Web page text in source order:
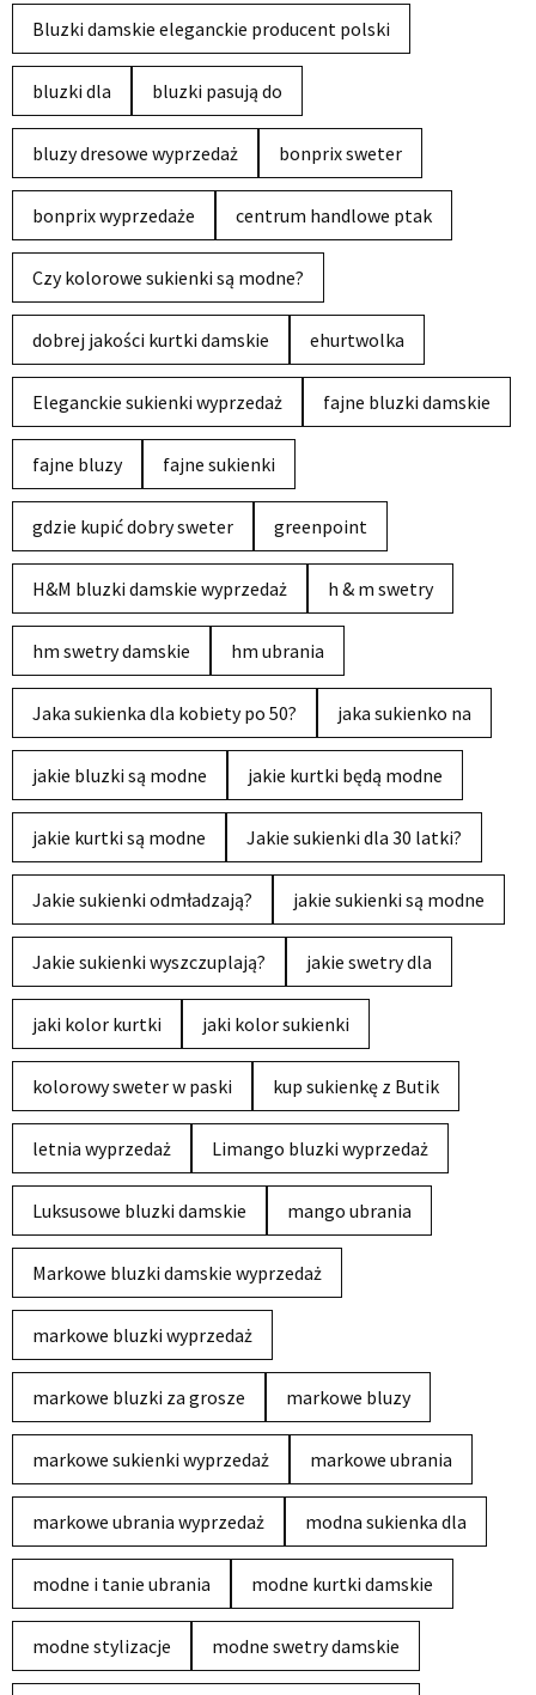
Bluzki damskie eleganckie producent polski
bluzki dla bluzki pasują do
bluzy dresowe wyprzedaż bonprix sweter
bonprix wyprzedaże centrum handlowe ptak
Czy kolorowe sukienki są modne?
dobrej jakości kurtki damskie ehurtwolka
Eleganckie sukienki wyprzedaż fajne bluzki damskie
fajne bluzy fajne sukienki
gdzie kupić dobry sweter greenpoint
H&M bluzki damskie wyprzedaż h & m swetry
hm swetry damskie hm ubrania
Jaka sukienka dla kobiety po 50? jaka sukienko na
jakie bluzki są modne jakie kurtki będą modne
jakie kurtki są modne Jakie sukienki dla 30 latki?
Jakie sukienki odmładzają? jakie sukienki są modne
Jakie sukienki wyszczuplają? jakie swetry dla
jaki kolor kurtki jaki kolor sukienki
kolorowy sweter w paski kup sukienkę z Butik
letnia wyprzedaż Limango bluzki wyprzedaż
Luksusowe bluzki damskie mango ubrania
Markowe bluzki damskie wyprzedaż
markowe bluzki wyprzedaż
markowe bluzki za grosze markowe bluzy
markowe sukienki wyprzedaż markowe ubrania
markowe ubrania wyprzedaż modna sukienka dla
modne i tanie ubrania modne kurtki damskie
modne stylizacje modne swetry damskie